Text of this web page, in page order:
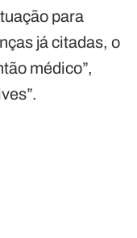
para
já citadas, o
médico”,